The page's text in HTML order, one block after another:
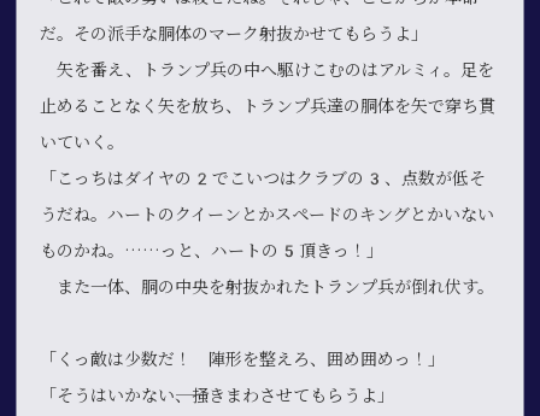
だ。その派手な胴体のマーク射抜かせてもらうよ」
矢を番え、トランプ兵の中へ駆けこむのはアルミィ。足を
止めることなく矢を放ち、トランプ兵達の胴体を矢で穿ち貫
いていく。
「こっちはダイヤの2でこいつはクラブの3、点数が低そ
うだね。ハートのクイーンとかスペードのキングとかいない
ものかね。……っと、ハートの5頂きっ！」
また一体、胴の中央を射抜かれたトランプ兵が倒れ伏す。
「くっ敵は少数だ！ 陣形を整えろ、囲め囲めっ！」
「そうはいかない――、掻きまわさせてもらうよ」